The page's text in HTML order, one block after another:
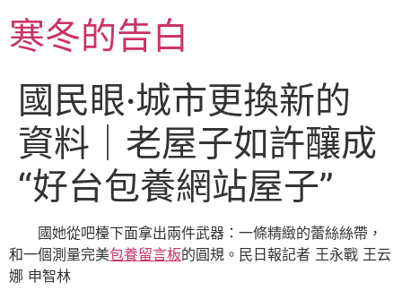
至
主寒冬的告白
國民眼·城市更換新的
資料｜老屋子如許釀成
“好台包養網站屋子”
國她從吧檯下面拿出兩件武器：一條精緻的蕾絲絲帶，
和一個測量完美包養留言板的圓規。民日報記者 王永戰 王云
娜 申智林